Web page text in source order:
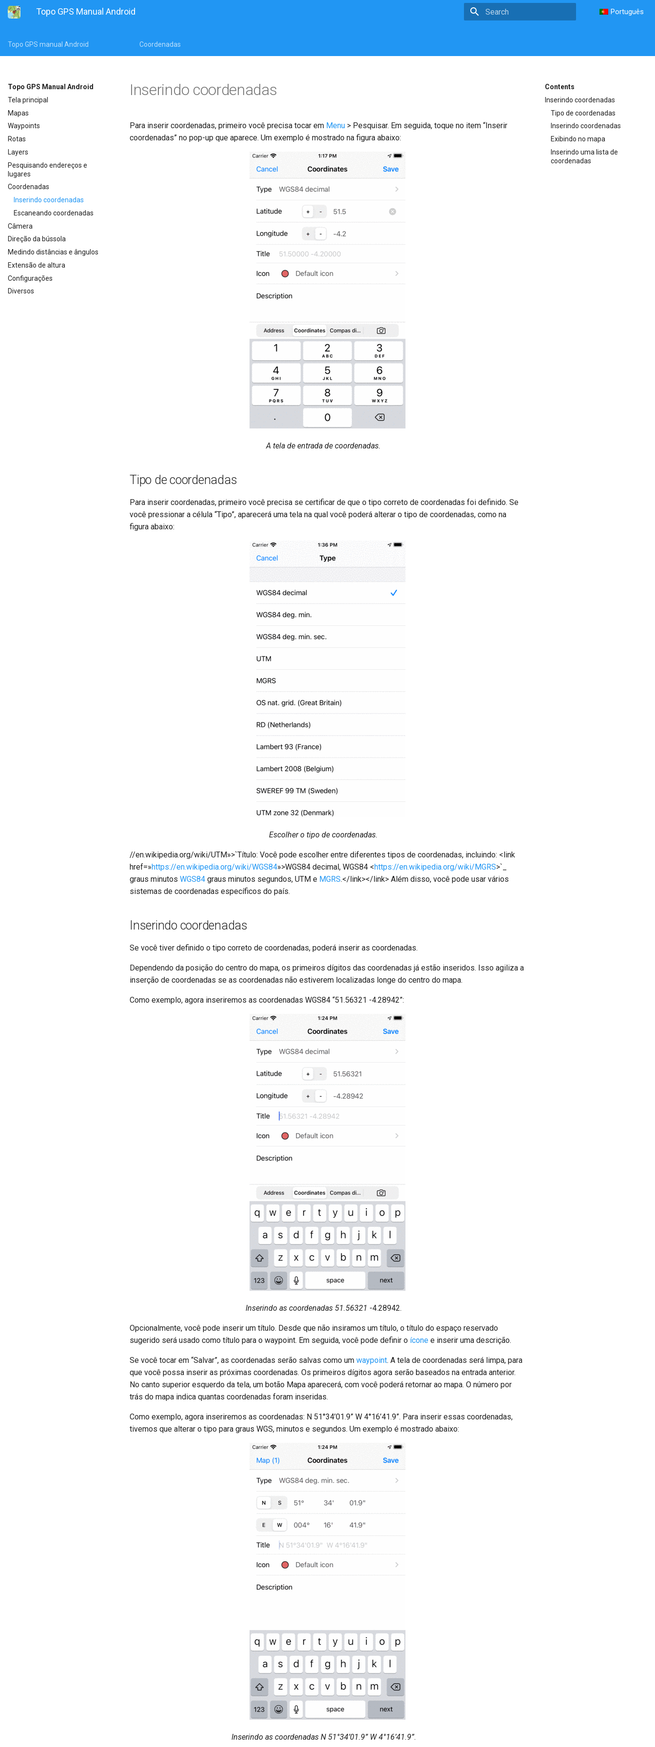
Topo GPS Manual Android Português
Topo GPS manual Android Coordenadas
Topo GPS Manual Android
Tela principal
Mapas
Waypoints
Rotas
Layers
Pesquisando endereços e
lugares
Coordenadas
Inserindo coordenadas
Escaneando coordenadas
Câmera
Direção da bússola
Medindo distâncias e ângulos
Extensão de altura
Configurações
Diversos
Contents
Inserindo coordenadas
Tipo de coordenadas
Inserindo coordenadas
Exibindo no mapa
Inserindo uma lista de
coordenadas
Inserindo coordenadas
Para inserir coordenadas, primeiro você precisa tocar em Menu > Pesquisar. Em seguida, toque no item “Inserir
coordenadas” no pop-up que aparece. Um exemplo é mostrado na figura abaixo:
A tela de entrada de coordenadas.
Tipo de coordenadas
Para inserir coordenadas, primeiro você precisa se certificar de que o tipo correto de coordenadas foi definido. Se
você pressionar a célula “Tipo”, aparecerá uma tela na qual você poderá alterar o tipo de coordenadas, como na
figura abaixo:
Escolher o tipo de coordenadas.
//en.wikipedia.org/wiki/UTM»>`Título: Você pode escolher entre diferentes tipos de coordenadas, incluindo: <link
href=»https://en.wikipedia.org/wiki/WGS84»>WGS84 decimal, WGS84 <https://en.wikipedia.org/wiki/MGRS>`_
graus minutos WGS84 graus minutos segundos, UTM e MGRS.</link></link> Além disso, você pode usar vários
sistemas de coordenadas específicos do país.
Inserindo coordenadas
Se você tiver definido o tipo correto de coordenadas, poderá inserir as coordenadas.
Dependendo da posição do centro do mapa, os primeiros dígitos das coordenadas já estão inseridos. Isso agiliza a
inserção de coordenadas se as coordenadas não estiverem localizadas longe do centro do mapa.
Como exemplo, agora inseriremos as coordenadas WGS84 “51.56321 -4.28942”:
Inserindo as coordenadas 51.56321 -4.28942.
Opcionalmente, você pode inserir um título. Desde que não insiramos um título, o título do espaço reservado
sugerido será usado como título para o waypoint. Em seguida, você pode definir o ícone e inserir uma descrição.
Se você tocar em “Salvar”, as coordenadas serão salvas como um waypoint. A tela de coordenadas será limpa, para
que você possa inserir as próximas coordenadas. Os primeiros dígitos agora serão baseados na entrada anterior.
No canto superior esquerdo da tela, um botão Mapa aparecerá, com você poderá retornar ao mapa. O número por
trás do mapa indica quantas coordenadas foram inseridas.
Como exemplo, agora inseriremos as coordenadas: N 51°34’01.9” W 4°16’41.9”. Para inserir essas coordenadas,
tivemos que alterar o tipo para graus WGS, minutos e segundos. Um exemplo é mostrado abaixo:
Inserindo as coordenadas N 51°34’01.9” W 4°16’41.9”.